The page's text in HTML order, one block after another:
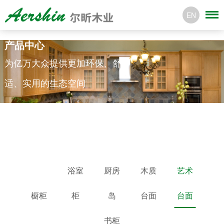
EN
产品中心
为亿万大众提供更加环保、舒
适、实用的生态空间
橱柜
浴室
柜
厨房
岛
木质
台面
艺术
台面
书柜